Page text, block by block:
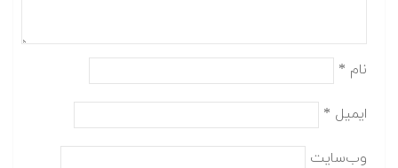
نام *
ایمیل *
وب‌سایت